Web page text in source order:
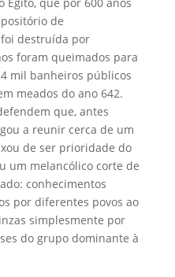
Egito, que por 600 anos
de
destruída por
foram queimados para
mil banheiros públicos
meados do ano 642.
que, antes
a reunir cerca de um
de ser prioridade do
um melancólico corte de
conhecimentos
por diferentes povos ao
simplesmente por
do grupo dominante à